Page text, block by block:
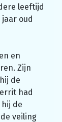
leeftijd
oud
en
Zijn
de
had
de
veiling